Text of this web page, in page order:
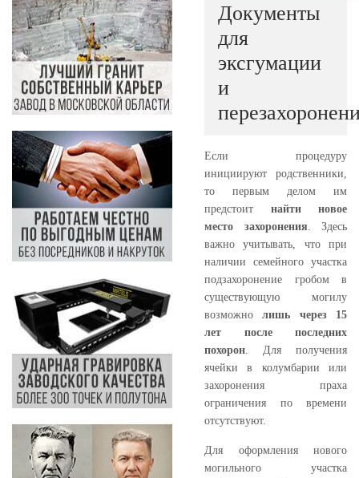
Документы
для
эксгумации
и
Если процедуру
инициируют родственники,
то первым делом им
предстоит найти новое
место захоронения . Здесь
важно учитывать, что при
наличии семейного участка
подзахоронение гробом в
существующую могилу
возможно лишь через 15
лет после последних
похорон . Для получения
ячейки в колумбарии или
захоронения праха
ограничения по времени
отсутствуют.
Для оформления нового
могильного участка